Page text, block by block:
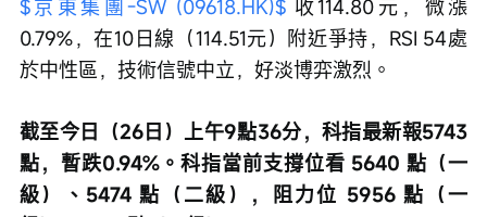
$京東集團-SW (09618.HK)$ 收114.80元，微漲
0.79%，在10日線（114.51元）附近爭持，RSI 54處
於中性區，技術信號中立，好淡博弈激烈。
截至今日（26日）上午9點36分，科指最新報5743
點，暫跌0.94%。科指當前支撐位看 5640 點（一
級）、5474 點（二級），阻力位 5956 點（一